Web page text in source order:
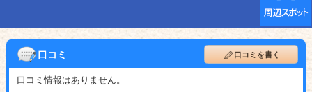
口コミ 口コミを書く
口コミ情報はありません。